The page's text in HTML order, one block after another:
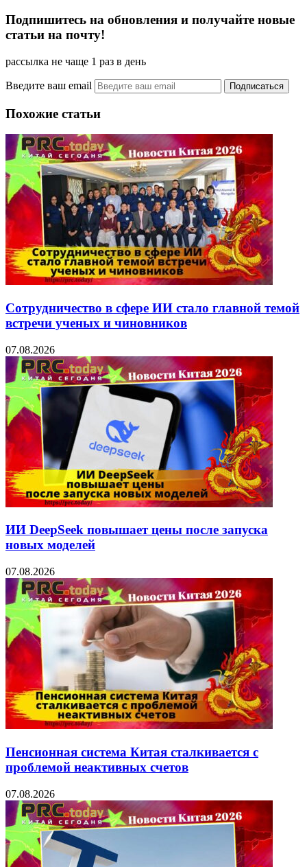
Подпишитесь на обновления и получайте новые
статьи на почту!
рассылка не чаще 1 раз в день
Введите ваш email
Похожие статьи
Сотрудничество в сфере ИИ стало главной темой
встречи ученых и чиновников
07.08.2026
ИИ DeepSeek повышает цены после запуска
новых моделей
07.08.2026
Пенсионная система Китая сталкивается с
проблемой неактивных счетов
07.08.2026